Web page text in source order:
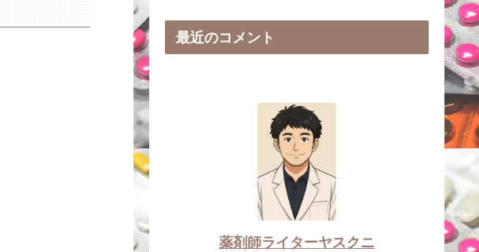
最近のコメント
薬剤師ライターヤスクニ